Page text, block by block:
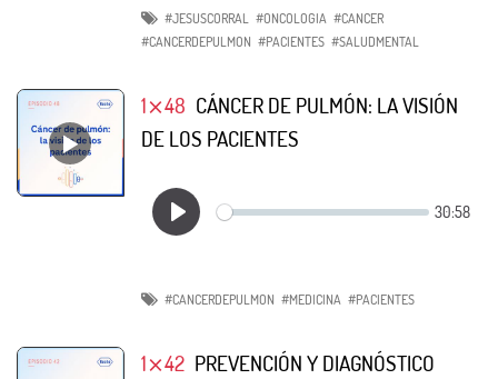
#JESUSCORRAL #ONCOLOGIA #CANCER
#CANCERDEPULMON #PACIENTES #SALUDMENTAL
1⨯48 CÁNCER DE PULMÓN: LA VISIÓN
DE LOS PACIENTES
#CANCERDEPULMON #MEDICINA #PACIENTES
1⨯42 PREVENCIÓN Y DIAGNÓSTICO